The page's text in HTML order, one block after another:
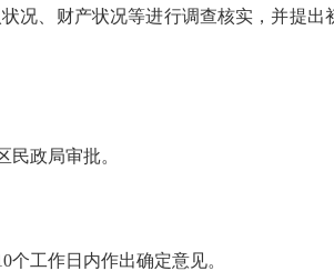
况、财产状况等进行调查核实，并提出
政局审批。
工作日内作出确定意见。